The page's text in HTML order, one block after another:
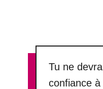
Tu ne
confiance